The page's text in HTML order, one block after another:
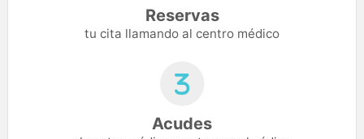
Reservas
tu cita llamando al centro médico
Acudes